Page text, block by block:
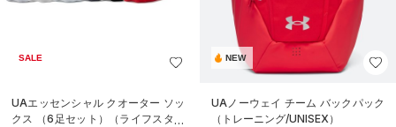
SALE
UAエッセンシャル クオーター ソッ
クス （6足セット）（ライフスタイ
NEW
UAノーウェイ チーム バックパック
（トレーニング/UNISEX）